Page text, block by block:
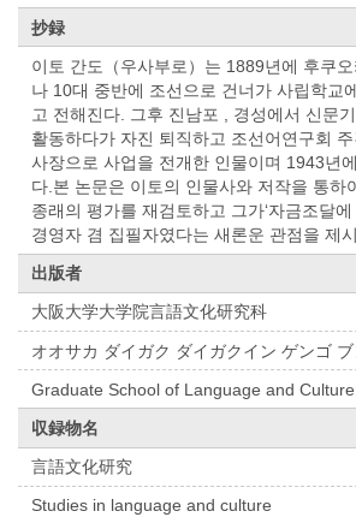
抄録
이토 간도（우사부로）는 1889년에 후쿠
나 10대 중반에 조선으로 건너가 사립학교
고 전해진다. 그후 진남포 , 경성에서 신문
활동하다가 자진 퇴직하고 조선어연구회
사장으로 사업을 전개한 인물이며 1943년
다.본 논문은 이토의 인물사와 저작을 통하
종래의 평가를 재검토하고 그가‘자금조달
경영자 겸 집필자였다는 새론운 관점을 제
出版者
大阪大学大学院言語文化研究科
オオサカ ダイガク ダイガクイン ゲンゴ
Graduate School of Language and
収録物名
言語文化研究
Studies in language and culture